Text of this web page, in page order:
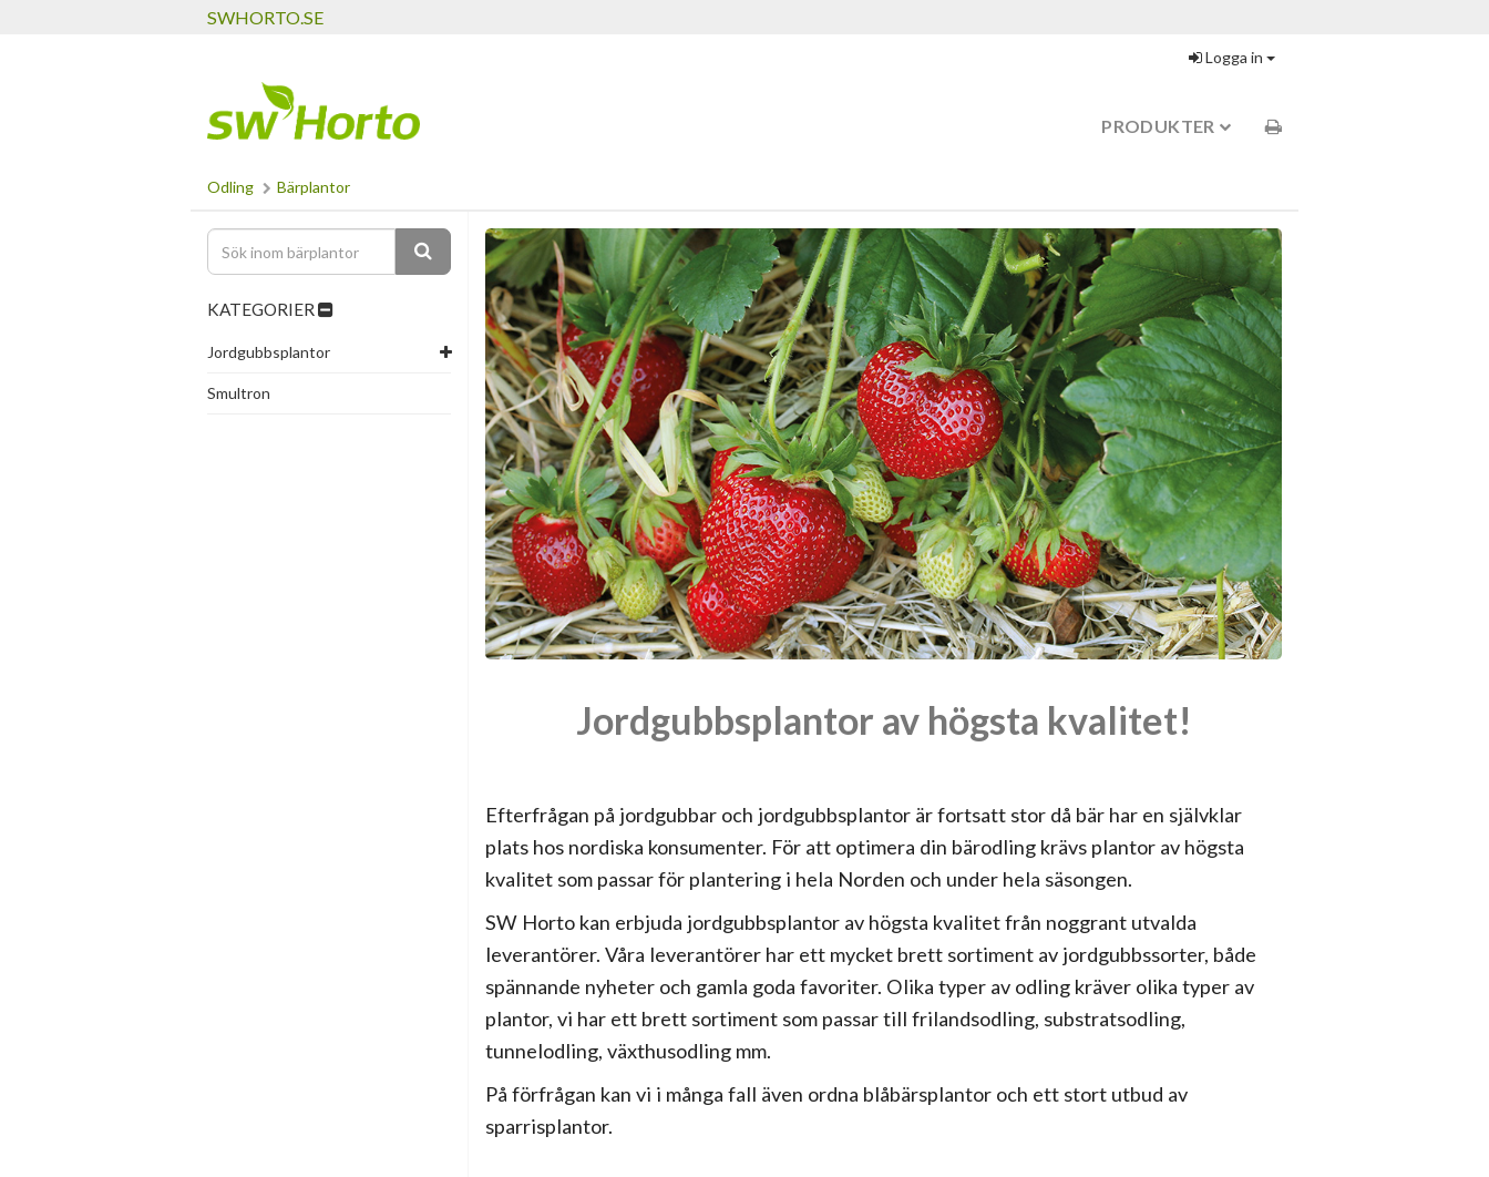
SWHORTO.SE
Logga in
PRODUKTER
Odling Bärplantor
KATEGORIER
Jordgubbsplantor
Smultron
Jordgubbsplantor av högsta kvalitet!
Efterfrågan på jordgubbar och jordgubbsplantor är fortsatt stor då bär har en självklar
plats hos nordiska konsumenter. För att optimera din bärodling krävs plantor av högsta
kvalitet som passar för plantering i hela Norden och under hela säsongen.
SW Horto kan erbjuda jordgubbsplantor av högsta kvalitet från noggrant utvalda
leverantörer. Våra leverantörer har ett mycket brett sortiment av jordgubbssorter, både
spännande nyheter och gamla goda favoriter. Olika typer av odling kräver olika typer av
plantor, vi har ett brett sortiment som passar till frilandsodling, substratsodling,
tunnelodling, växthusodling mm.
På förfrågan kan vi i många fall även ordna blåbärsplantor och ett stort utbud av
sparrisplantor.